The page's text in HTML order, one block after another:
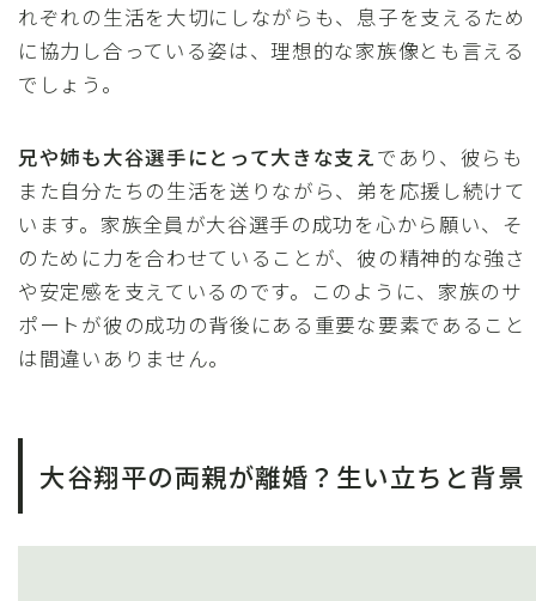
れぞれの生活を大切にしながらも、息子を支えるため
に協力し合っている姿は、理想的な家族像とも言える
でしょう。
兄や姉も大谷選手にとって大きな支えであり、彼らも
また自分たちの生活を送りながら、弟を応援し続けて
います。家族全員が大谷選手の成功を心から願い、そ
のために力を合わせていることが、彼の精神的な強さ
や安定感を支えているのです。このように、家族のサ
ポートが彼の成功の背後にある重要な要素であること
は間違いありません。
大谷翔平の両親が離婚？生い立ちと背景